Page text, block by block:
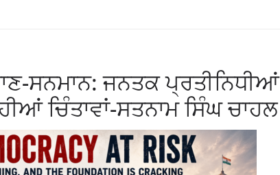
ਸਨਮਾਨ: ਜਨਤਕ ਪ੍ਰਤੀਨਿਧੀਆਂ
ਚਿੰਤਾਵਾਂ-ਸਤਨਾਮ ਸਿੰਘ ਚਾਹਲ